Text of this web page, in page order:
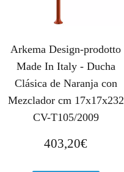
Arkema Design-prodotto
Made In Italy - Ducha
Clásica de Naranja con
Mezclador cm 17x17x232
CV-T105/2009
403,20€